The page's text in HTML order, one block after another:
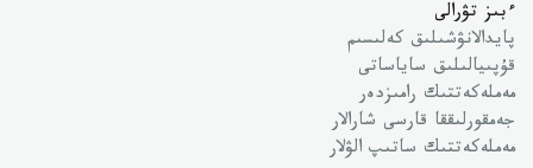
ءبىز تۋرالى
پايدالانۋشىلىق كەلىسىم
قۇپىيالىلىق ساياساتى
مەملەكەتتىك رامىزدەر
جەمقورلىققا قارسى شارالار
مەملەكەتتىك ساتىپ الۋلار